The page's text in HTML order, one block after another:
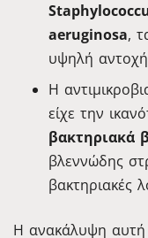
aeruginosa,
υψηλή αντοχή
Η
είχε την
βακτηριακά
βλεννώδης
βακτηριακές
Η ανακάλυψη αυτή